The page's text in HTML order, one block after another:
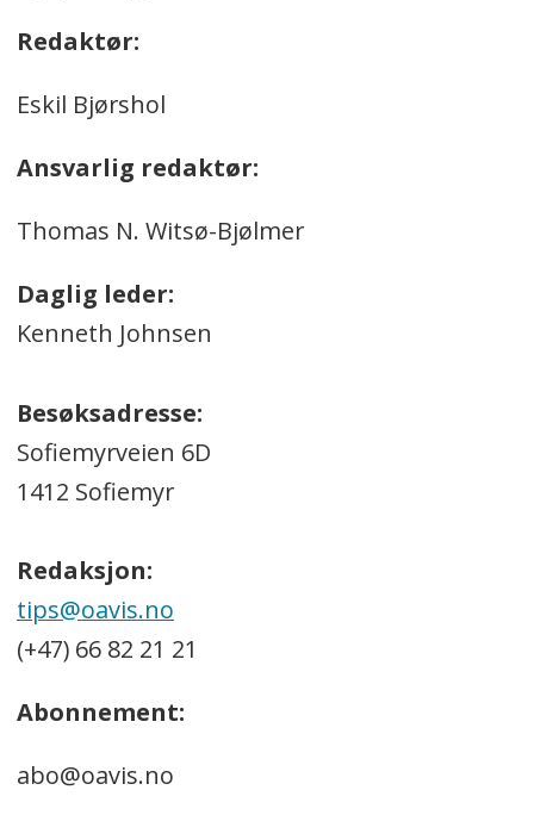
Redaktør:
Eskil Bjørshol
Ansvarlig redaktør:
Thomas N. Witsø-Bjølmer
Daglig leder:
Kenneth Johnsen
Besøksadresse:
Sofiemyrveien 6D
1412 Sofiemyr
Redaksjon:
tips@oavis.no
(+47) 66 82 21 21
Abonnement:
abo@oavis.no